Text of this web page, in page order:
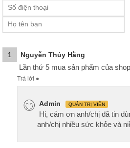
1 Nguyễn Thúy Hằng
Lần thứ 5 mua sản phẩm của
Trả lời ●
Admin QUẢN TRỊ VIÊN
Hi, cảm ơn anh/chị đã tin
anh/chị nhiều sức khỏe và